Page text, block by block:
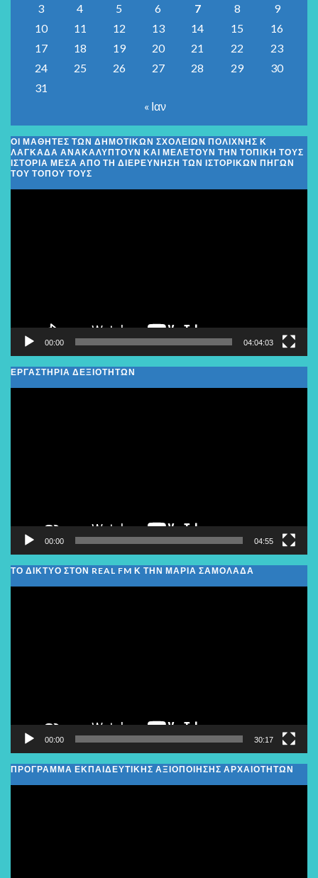
3
4 5 6 7 8
9
10
11 12 13 14 15
16
17
18 19 20 21 22
23
24
25 26 27 28 29
30
31
« Ιαν
ΟΙ ΜΑΘΗΤΈΣ ΤΩΝ ΔΗΜΟΤΙΚΏΝ ΣΧΟΛΕΊΩΝ ΠΟΛΊΧΝΗΣ Κ
ΛΑΓΚΑΔΆ ΑΝΑΚΑΛΎΠΤΟΥΝ ΚΑΙ ΜΕΛΕΤΟΎΝ ΤΗΝ ΤΟΠΙΚΉ ΤΟΥΣ
ΙΣΤΟΡΊΑ ΜΈΣΑ ΑΠΌ ΤΗ ΔΙΕΡΕΎΝΗΣΗ ΤΩΝ ΙΣΤΟΡΙΚΏΝ ΠΗΓΏΝ
ΤΟΥ ΤΌΠΟΥ ΤΟΥΣ
00:00 04:04:03
ΕΡΓΑΣΤΗΡΙΑ ΔΕΞΙΟΤΗΤΩΝ
00:00 04:55
ΤΟ ΔΙΚΤΥΟ ΣΤΟΝ REAL FM Κ ΤΗΝ ΜΑΡΙΑ ΣΑΜΟΛΑΔΑ
00:00 30:17
ΠΡΟΓΡΑΜΜΑ ΕΚΠΑΙΔΕΥΤΙΚΗΣ ΑΞΙΟΠΟΙΗΣΗΣ ΑΡΧΑΙΟΤΗΤΩΝ